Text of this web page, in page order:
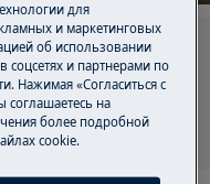
поддержки
для
и маркетинговых
об использовании
соцсетях и партнерами по
Нажимая «Согласиться с
соглашаетесь на
более подробной
cookie.